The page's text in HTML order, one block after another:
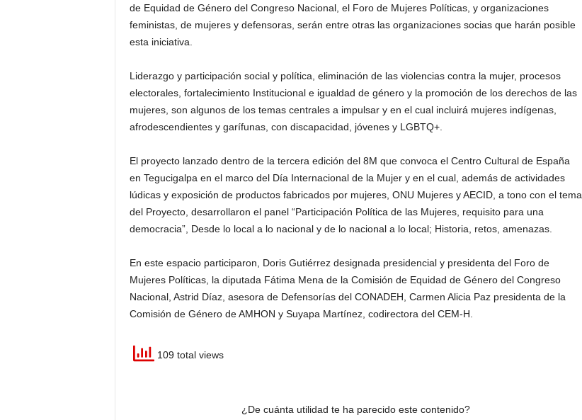
de Equidad de Género del Congreso Nacional, el Foro de Mujeres Políticas, y organizaciones
feministas, de mujeres y defensoras, serán entre otras las organizaciones socias que harán posible
esta iniciativa.
Liderazgo y participación social y política, eliminación de las violencias contra la mujer, procesos
electorales, fortalecimiento Institucional e igualdad de género y la promoción de los derechos de las
mujeres, son algunos de los temas centrales a impulsar y en el cual incluirá mujeres indígenas,
afrodescendientes y garífunas, con discapacidad, jóvenes y LGBTQ+.
El proyecto lanzado dentro de la tercera edición del 8M que convoca el Centro Cultural de España
en Tegucigalpa en el marco del Día Internacional de la Mujer y en el cual, además de actividades
lúdicas y exposición de productos fabricados por mujeres, ONU Mujeres y AECID, a tono con el tema
del Proyecto, desarrollaron el panel “Participación Política de las Mujeres, requisito para una
democracia”, Desde lo local a lo nacional y de lo nacional a lo local; Historia, retos, amenazas.
En este espacio participaron, Doris Gutiérrez designada presidencial y presidenta del Foro de
Mujeres Políticas, la diputada Fátima Mena de la Comisión de Equidad de Género del Congreso
Nacional, Astrid Díaz, asesora de Defensorías del CONADEH, Carmen Alicia Paz presidenta de la
Comisión de Género de AMHON y Suyapa Martínez, codirectora del CEM-H.
109 total views
¿De cuánta utilidad te ha parecido este contenido?